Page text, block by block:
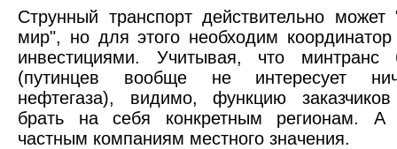
Струнный транспорт действительно может
мир", но для этого необходим координатор
инвестициями. Учитывая, что минтранс
(путинцев вообще не интересует
нефтегаза), видимо, функцию
брать на себя конкретным регионам.
частным компаниям местного значения.